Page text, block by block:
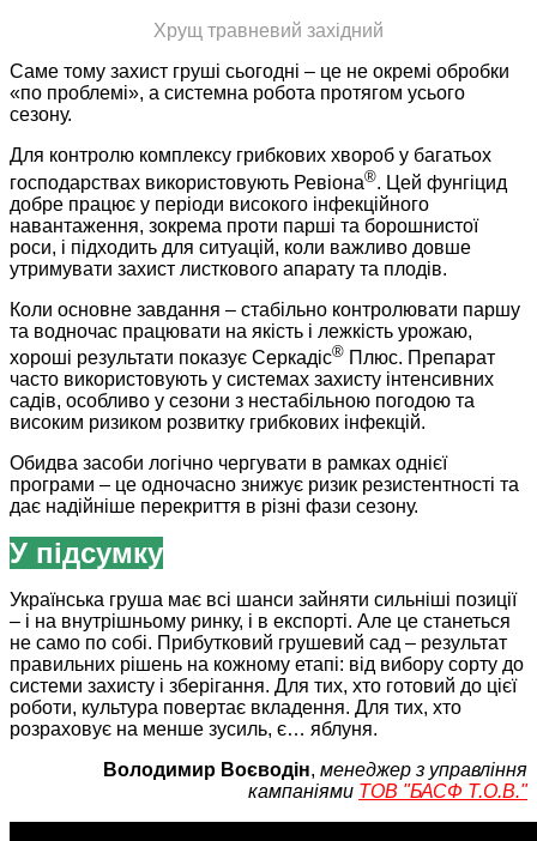
Хрущ травневий західний
Саме тому захист груші сьогодні – це не окремі обробки
«по проблемі», а системна робота протягом усього
сезону.
Для контролю комплексу грибкових хвороб у багатьох
господарствах використовують Ревіона®. Цей фунгіцид
добре працює у періоди високого інфекційного
навантаження, зокрема проти парші та борошнистої
роси, і підходить для ситуацій, коли важливо довше
утримувати захист листкового апарату та плодів.
Коли основне завдання – стабільно контролювати паршу
та водночас працювати на якість і лежкість урожаю,
хороші результати показує Серкадіс® Плюс. Препарат
часто використовують у системах захисту інтенсивних
садів, особливо у сезони з нестабільною погодою та
високим ризиком розвитку грибкових інфекцій.
Обидва засоби логічно чергувати в рамках однієї
програми – це одночасно знижує ризик резистентності та
дає надійніше перекриття в різні фази сезону.
У підсумку
Українська груша має всі шанси зайняти сильніші позиції
– і на внутрішньому ринку, і в експорті. Але це станеться
не само по собі. Прибутковий грушевий сад – результат
правильних рішень на кожному етапі: від вибору сорту до
системи захисту і зберігання. Для тих, хто готовий до цієї
роботи, культура повертає вкладення. Для тих, хто
розраховує на менше зусиль, є… яблуня.
Володимир Воєводін, менеджер з управління
кампаніями ТОВ "БАСФ Т.О.В."